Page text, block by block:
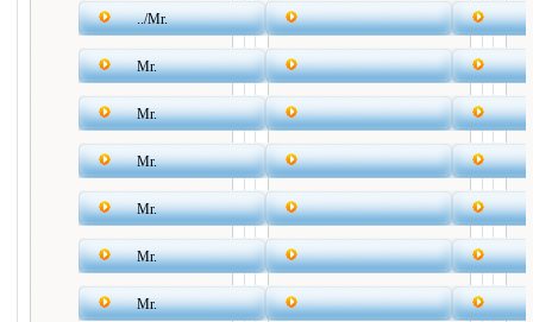
../Mr.
Mr.
Mr.
Mr.
Mr.
Mr.
Mr.